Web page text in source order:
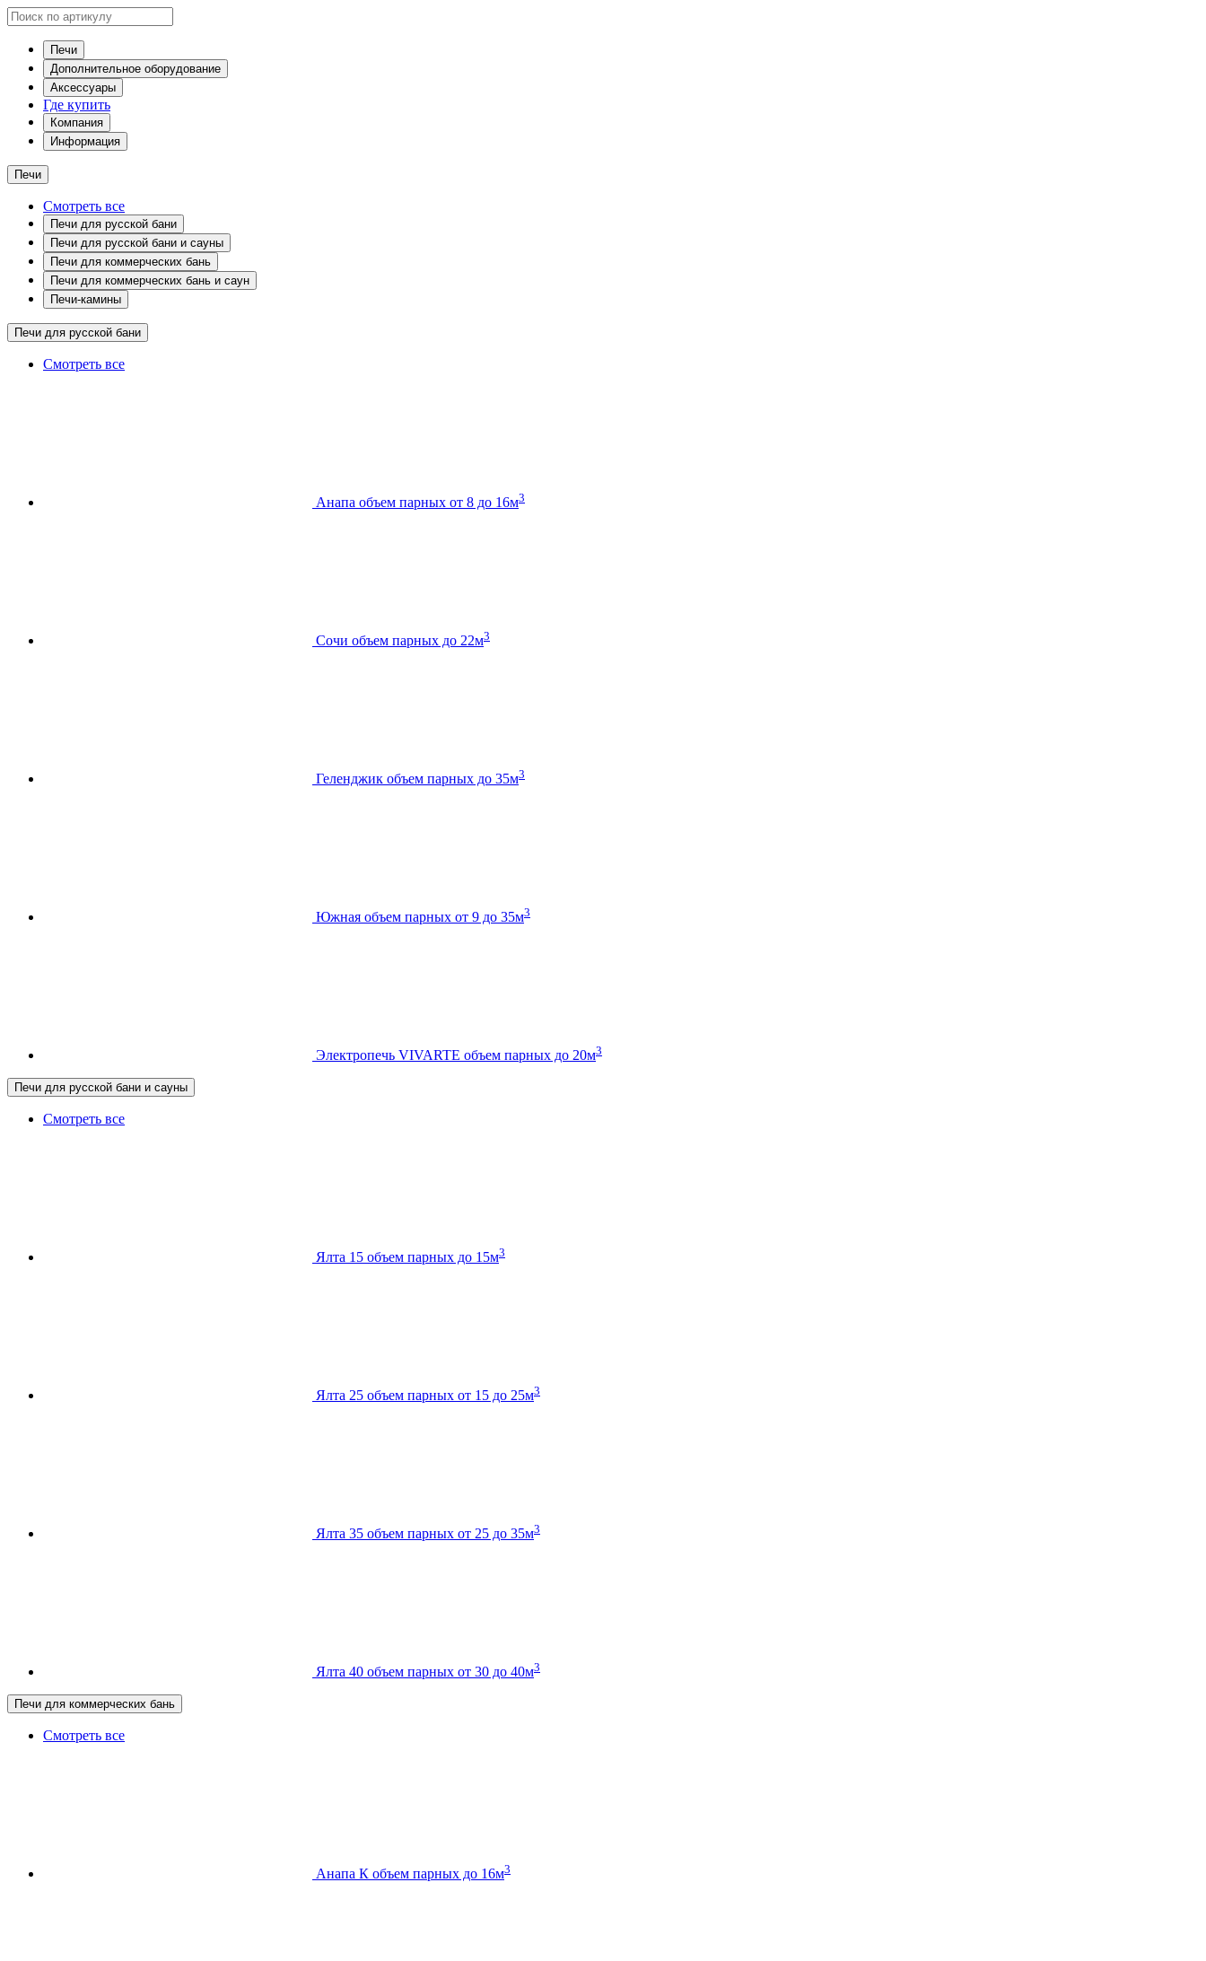
Печи
Дополнительное оборудование
Аксессуары
Где купить
Компания
Информация
Печи
Смотреть все
Печи для русской бани
Печи для русской бани и сауны
Печи для коммерческих бань
Печи для коммерческих бань и саун
Печи-камины
Печи для русской бани
Смотреть все
Анапа объем парных от 8 до 16м3
Сочи объем парных до 22м3
Геленджик объем парных до 35м3
Южная объем парных от 9 до 35м3
Электропечь VIVARTE объем парных до 20м3
Печи для русской бани и сауны
Смотреть все
Ялта 15 объем парных до 15м3
Ялта 25 объем парных от 15 до 25м3
Ялта 35 объем парных от 25 до 35м3
Ялта 40 объем парных от 30 до 40м3
Печи для коммерческих бань
Смотреть все
Анапа К объем парных до 16м3